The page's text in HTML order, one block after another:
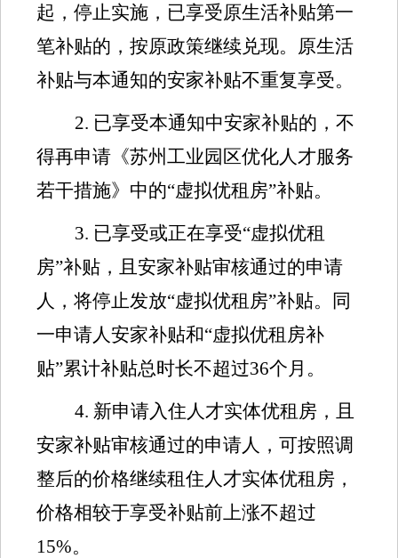
起，停止实施，已享受原生活补贴第一
笔补贴的，按原政策继续兑现。原生活
补贴与本通知的安家补贴不重复享受。
2. 已享受本通知中安家补贴的，不
得再申请《苏州工业园区优化人才服务
若干措施》中的“虚拟优租房”补贴。
3. 已享受或正在享受“虚拟优租
房”补贴，且安家补贴审核通过的申请
人，将停止发放“虚拟优租房”补贴。同
一申请人安家补贴和“虚拟优租房补
贴”累计补贴总时长不超过36个月。
4. 新申请入住人才实体优租房，且
安家补贴审核通过的申请人，可按照调
整后的价格继续租住人才实体优租房，
价格相较于享受补贴前上涨不超过
15%。